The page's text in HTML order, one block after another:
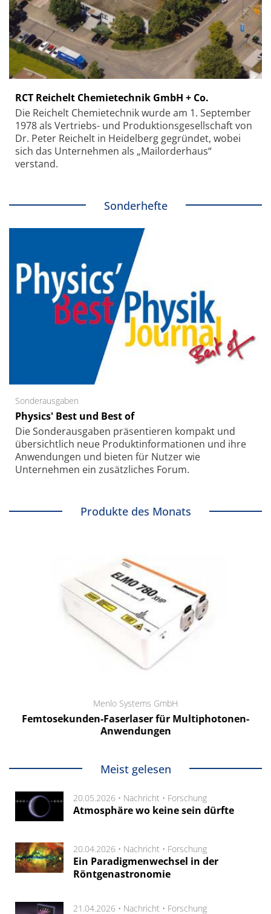
RCT Reichelt Chemietechnik GmbH + Co.
Die Reichelt Chemietechnik wurde am 1. September
1978 als Vertriebs- und Produktionsgesellschaft von
Dr. Peter Reichelt in Heidelberg gegründet, wobei
sich das Unternehmen als „Mailorderhaus“
verstand.
Sonderhefte
Sonderausgaben
Physics' Best und Best of
Die Sonder­ausgaben präsentieren kompakt und
übersichtlich neue Produkt­informationen und ihre
Anwendungen und bieten für Nutzer wie
Unternehmen ein zusätzliches Forum.
Produkte des Monats
Menlo Systems GmbH
Femtosekunden-Faserlaser für Multiphotonen-
Anwendungen
Meist gelesen
20.05.2026 • Nachricht • Forschung
Atmosphäre wo keine sein dürfte
20.04.2026 • Nachricht • Forschung
Ein Paradigmenwechsel in der
Röntgenastronomie
21.04.2026 • Nachricht • Forschung